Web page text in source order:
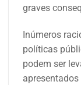
graves
Inúmeros
políticas
podem ser